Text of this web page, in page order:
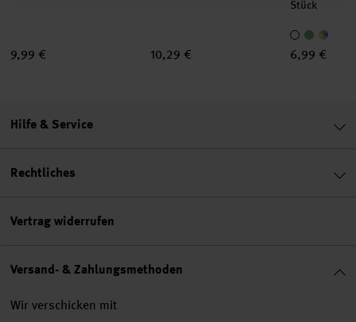
9,99 € 10,29 €
Stück
6,99 €
Hilfe & Service
Rechtliches
Vertrag widerrufen
Versand- & Zahlungsmethoden
Wir verschicken mit